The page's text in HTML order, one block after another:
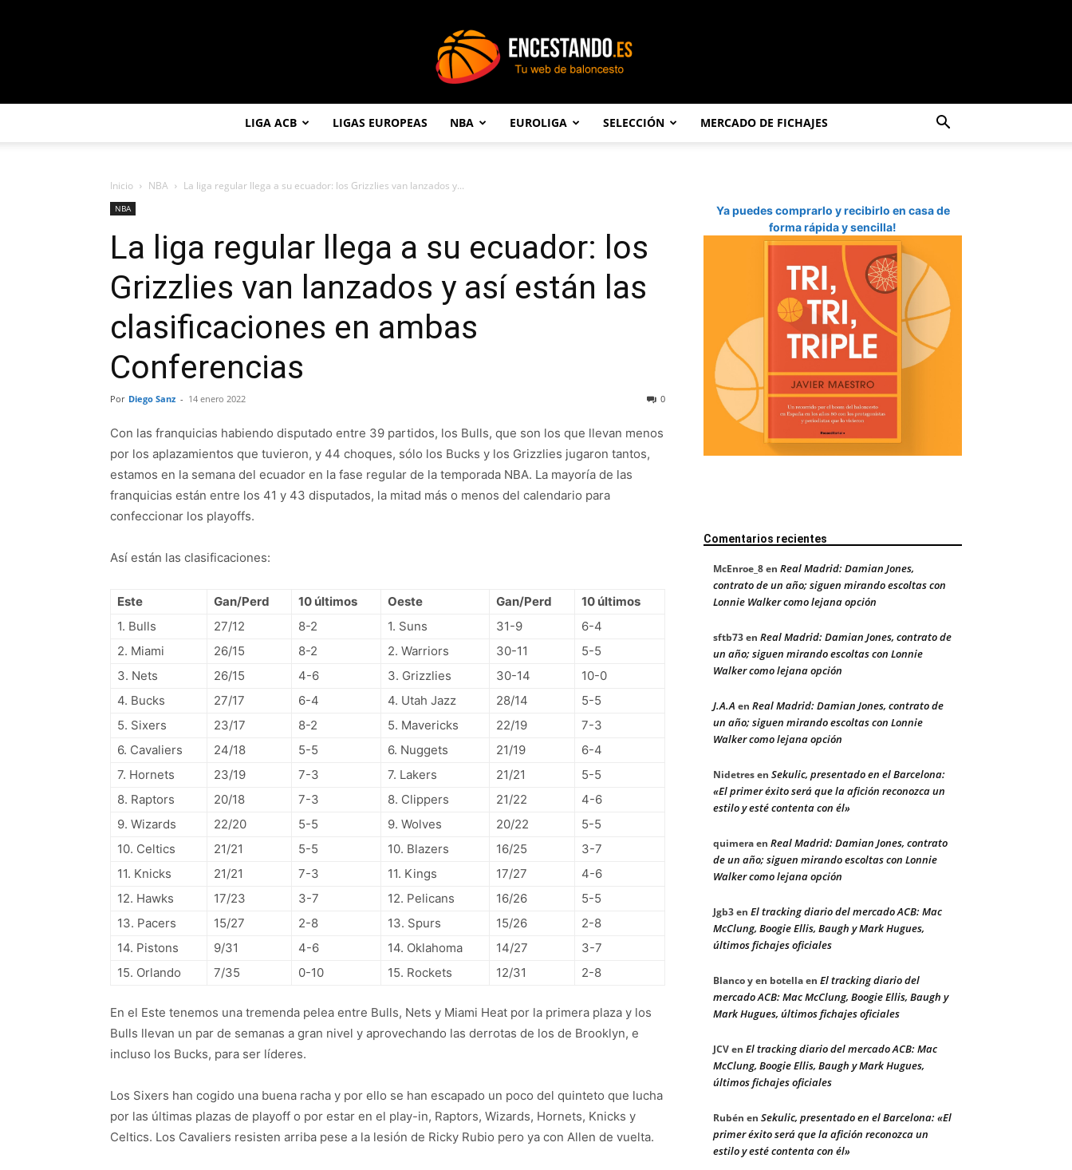
LIGA ACB LIGAS EUROPEAS NBA EUROLIGA SELECCIÓN MERCADO DE FICHAJES
Inicio NBA La liga regular llega a su ecuador: los Grizzlies van lanzados y...
NBA
La liga regular llega a su ecuador: los
Grizzlies van lanzados y así están las
clasificaciones en ambas
Conferencias
Por Diego Sanz - 14 enero 2022 0
Con las franquicias habiendo disputado entre 39 partidos, los Bulls, que son los que llevan menos
por los aplazamientos que tuvieron, y 44 choques, sólo los Bucks y los Grizzlies jugaron tantos,
estamos en la semana del ecuador en la fase regular de la temporada NBA. La mayoría de las
franquicias están entre los 41 y 43 disputados, la mitad más o menos del calendario para
confeccionar los playoffs.
Así están las clasificaciones:
Este Gan/Perd 10 últimos Oeste Gan/Perd
10 últimos
1. Bulls
27/12 8-2 1. Suns 31-9
6-4
2. Miami
26/15 8-2 2. Warriors 30-11
5-5
3. Nets
26/15 4-6 3. Grizzlies 30-14
10-0
4. Bucks
27/17 6-4 4. Utah Jazz 28/14
5-5
5. Sixers
23/17 8-2 5. Mavericks 22/19
7-3
6. Cavaliers
24/18 5-5 6. Nuggets 21/19
6-4
7. Hornets
23/19 7-3 7. Lakers 21/21
5-5
8. Raptors
20/18 7-3 8. Clippers 21/22
4-6
9. Wizards
22/20 5-5 9. Wolves 20/22
5-5
10. Celtics
21/21 5-5 10. Blazers 16/25
3-7
11. Knicks
21/21 7-3 11. Kings 17/27
4-6
12. Hawks
17/23 3-7 12. Pelicans 16/26
5-5
13. Pacers
15/27 2-8 13. Spurs 15/26
2-8
14. Pistons
9/31 4-6 14. Oklahoma 14/27
3-7
15. Orlando
7/35 0-10 15. Rockets 12/31 2-8
En el Este tenemos una tremenda pelea entre Bulls, Nets y Miami Heat por la primera plaza y los
Bulls llevan un par de semanas a gran nivel y aprovechando las derrotas de los de Brooklyn, e
incluso los Bucks, para ser líderes.
Los Sixers han cogido una buena racha y por ello se han escapado un poco del quinteto que lucha
por las últimas plazas de playoff o por estar en el play-in, Raptors, Wizards, Hornets, Knicks y
Celtics. Los Cavaliers resisten arriba pese a la lesión de Ricky Rubio pero ya con Allen de vuelta.
Ya puedes comprarlo y recibirlo en casa de
forma rápida y sencilla!
Comentarios recientes
McEnroe_8en Real Madrid: Damian Jones,
contrato de un año; siguen mirando escoltas con
Lonnie Walker como lejana opción
sftb73en Real Madrid: Damian Jones, contrato de
un año; siguen mirando escoltas con Lonnie
Walker como lejana opción
J.A.A en Real Madrid: Damian Jones, contrato de
un año; siguen mirando escoltas con Lonnie
Walker como lejana opción
Nidetresen Sekulic, presentado en el Barcelona:
«El primer éxito será que la afición reconozca un
estilo y esté contenta con él»
quimeraen Real Madrid: Damian Jones, contrato
de un año; siguen mirando escoltas con Lonnie
Walker como lejana opción
Jgb3en El tracking diario del mercado ACB: Mac
McClung, Boogie Ellis, Baugh y Mark Hugues,
últimos fichajes oficiales
Blanco y en botellaen El tracking diario del
mercado ACB: Mac McClung, Boogie Ellis, Baugh y
Mark Hugues, últimos fichajes oficiales
JCVen El tracking diario del mercado ACB: Mac
McClung, Boogie Ellis, Baugh y Mark Hugues,
últimos fichajes oficiales
Rubén en Sekulic, presentado en el Barcelona: «El
primer éxito será que la afición reconozca un
estilo y esté contenta con él»